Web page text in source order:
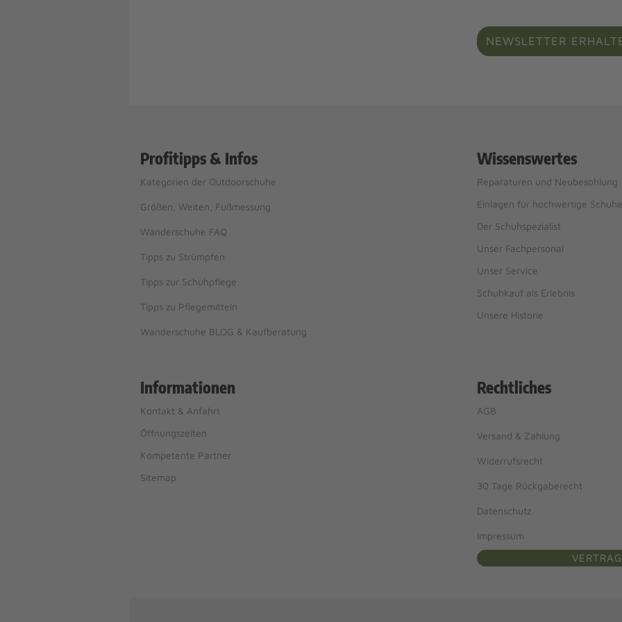
NEWSLETTER
Profitipps & Infos
Kategorien der Outdoorschuhe
Größen, Weiten, Fußmessung
Wanderschuhe FAQ
Tipps zu Strümpfen
Tipps zur Schuhpflege
Tipps zu Pflegemitteln
Wanderschuhe BLOG & Kaufberatung
Wissenswertes
Reparaturen und Neubesohlung
Einlagen für hochwertige Schuhe
Der Schuhspezialist
Unser Fachpersonal
Unser Service
Schuhkauf als Erlebnis
Unsere Historie
Informationen
Kontakt & Anfahrt
Öffnungszeiten
Kompetente Partner
Sitemap
Rechtliches
AGB
Versand & Zahlung
Widerrufsrecht
30 Tage Rückgaberecht
Datenschutz
Impressum